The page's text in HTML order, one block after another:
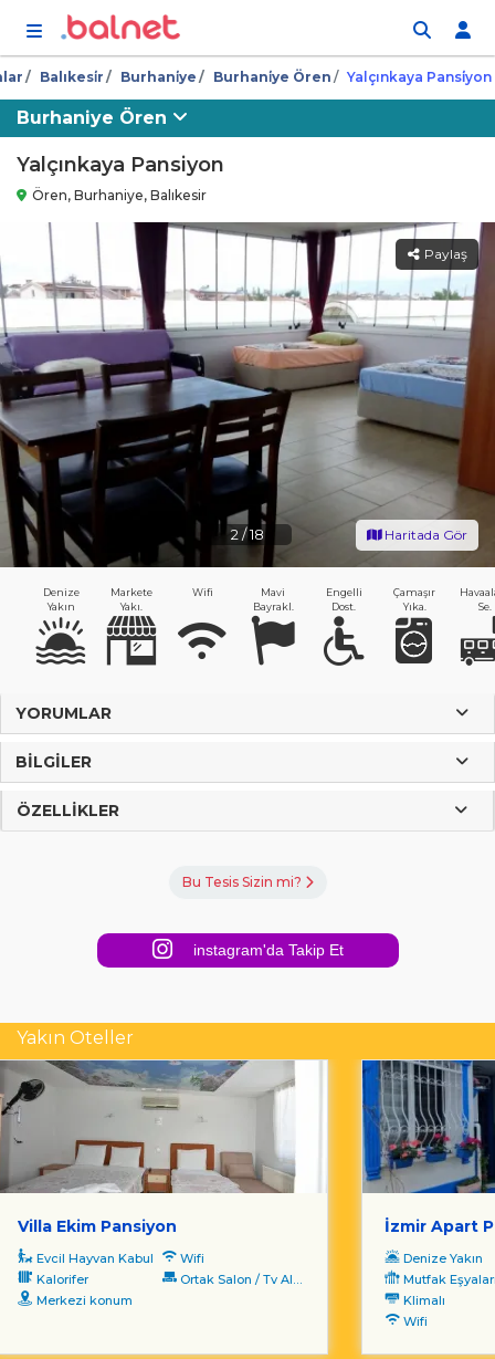
Balıkesi̇r Burhani̇ye Burhani̇ye Ören Yalçınkaya Pansi̇yon
Burhaniye Ören
Yalçınkaya Pansiyon
Ören, Burhaniye, Balıkesir
2 /18
Paylaş
Haritada Gör
Denize
Yakın
Markete
Yakı.
Wifi
Mavi
Bayrakl.
Engelli
Dost.
Çamaşır
Yıka.
Se.
YORUMLAR
BILGILER
ÖZELLIKLER
Bu Tesis Sizin mi?
instagram'da Takip Et
Yakın Oteller
Villa Ekim Pansiyon
Evcil Hayvan Kabul
Wifi
Kalorifer
Ortak Salon / Tv Alanı
Merkezi konum
İzmir Apart
Denize Yakın
Mutfak
Klimalı
Wifi